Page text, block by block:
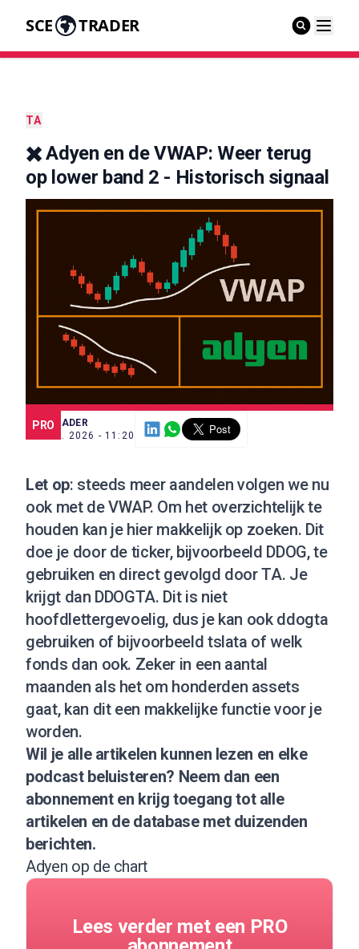
SCE TRADER
TA
✖️ Adyen en de VWAP: Weer terug
op lower band 2 - Historisch signaal
PRO
SCE TRADER
10 FEB. 2026 - 11:20
Let op: steeds meer aandelen volgen we nu
ook met de VWAP. Om het overzichtelijk te
houden kan je hier makkelijk op zoeken. Dit
doe je door de ticker, bijvoorbeeld DDOG, te
gebruiken en direct gevolgd door TA. Je
krijgt dan DDOGTA. Dit is niet
hoofdlettergevoelig, dus je kan ook ddogta
gebruiken of bijvoorbeeld tslata of welk
fonds dan ook. Zeker in een aantal
maanden als het om honderden assets
gaat, kan dit een makkelijke functie voor je
worden.
Wil je alle artikelen kunnen lezen en elke
podcast beluisteren? Neem dan een
abonnementen krijg toegang tot alle
artikelen en de database met duizenden
berichten.
Adyen op de chart
Lees verder met een PRO